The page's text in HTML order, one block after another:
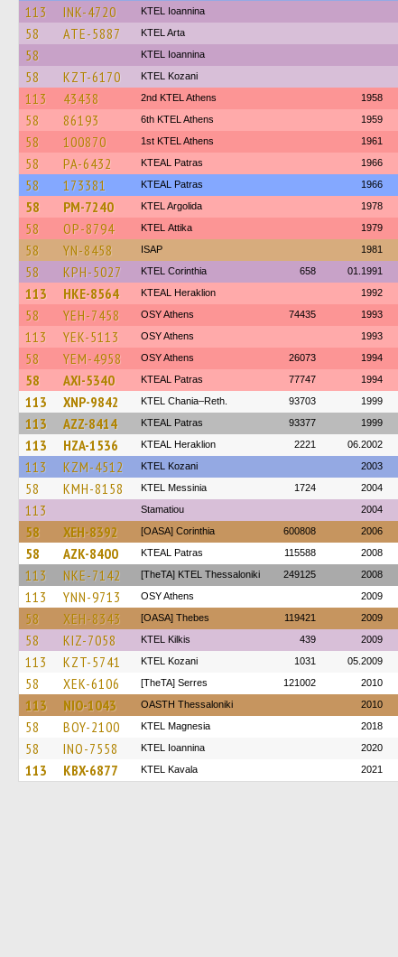
113 INK-4720 KTEL Ioannina
58 ATE-5887 KTEL Arta
58 KTEL Ioannina
58 KZT-6170 ΚΤΕL Kozani
113 43438 2nd KTEL Athens 1958
58 86193 6th KTEL Athens 1959
58 100870 1st KTEL Athens 1961
58 PA-6432 KTEAL Patras 1966
58 173381 KTEAL Patras 1966
58 PM-7240 KTEL Argolida 1978
58 OP-8794 KΤΕL Αttika 1979
58 YN-8458 ISAP 1981
58 KPH-5027 KTEL Corinthia 658 01.1991
113 HKE-8564 KTEAL Heraklion 1992
58 YEH-7458 OSY Athens 74435 1993
113 YEK-5113 OSY Athens 1993
58 YEM-4958 OSY Athens 26073 1994
58 AXI-5340 KTEAL Patras 77747 1994
113 XNP-9842 KTEL Chania–Reth. 93703 1999
113 AZZ-8414 KTEAL Patras 93377 1999
113 HZA-1536 KTEAL Heraklion 2221 06.2002
113 KZM-4512 ΚΤΕL Kozani 2003
58 KMH-8158 KTEL Messinia 1724 2004
113 Stamatiou 2004
58 XEH-8392 [OASA] Corinthia 600808 2006
58 AZK-8400 KTEAL Patras 115588 2008
113 NKE-7142 [TheTA] KTEL Thessaloniki 249125 2008
113 YNN-9713 OSY Athens 2009
58 XEH-8343 [OASA] Thebes 119421 2009
58 KIZ-7058 KTEL Kilkis 439 2009
113 KZT-5741 ΚΤΕL Kozani 1031 05.2009
58 XEK-6106 [TheTA] Serres 121002 2010
113 NIO-1043 OASTH Thessaloniki 2010
58 BOY-2100 ΚΤΕL Magnesia 2018
58 INO-7558 KTEL Ioannina 2020
113 KBX-6877 KTEL Kavala 2021